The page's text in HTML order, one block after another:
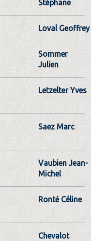
Stéphane
Loval Geoffrey
Sommer
Julien
Letzelter Yves
Saez Marc
Vaubien Jean-
Michel
Ronté Céline
Chevalot